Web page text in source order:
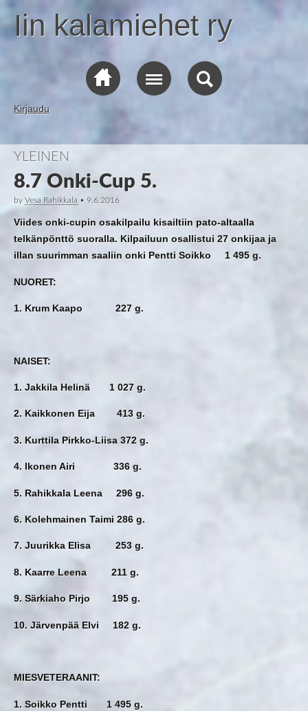
Iin kalamiehet ry
Kirjaudu
YLEINEN
8.7 Onki-Cup 5.
by Vesa Rahikkala • 9.6.2016
Viides onki-cupin osakilpailu kisailtiin pato-altaalla
telkänpönttö suoralla. Kilpailuun osallistui 27 onkijaa ja
illan suurimman saaliin onki Pentti Soikko 1 495 g.
NUORET:
1. Krum Kaapo 227 g.
NAISET:
1. Jakkila Helinä 1 027 g.
2. Kaikkonen Eija 413 g.
3. Kurttila Pirkko-Liisa 372 g.
4. Ikonen Airi 336 g.
5. Rahikkala Leena 296 g.
6. Kolehmainen Taimi 286 g.
7. Juurikka Elisa 253 g.
8. Kaarre Leena 211 g.
9. Särkiaho Pirjo 195 g.
10. Järvenpää Elvi 182 g.
MIESVETERAANIT:
1. Soikko Pentti 1 495 g.